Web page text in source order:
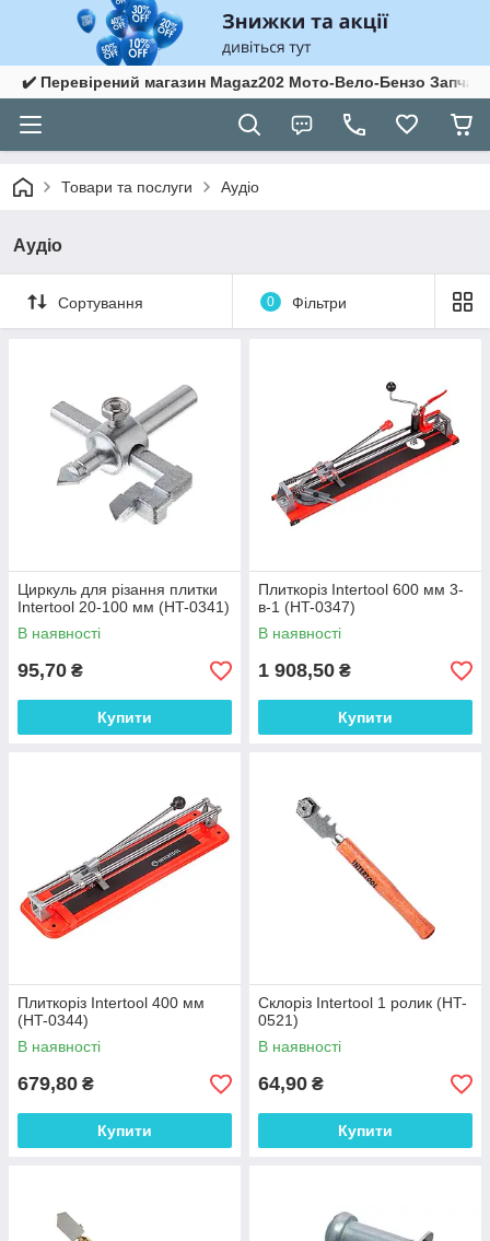
✔️ Перевірений магазин Magaz202 Мото-Вело-Бензо
Товари та послуги Аудіо
Аудіо
Сортування 0 Фільтри
Циркуль для різання плитки
Intertool 20-100 мм (HT-0341)
В наявності
95,70 ₴
Купити
Плиткоріз Intertool 600 мм 3-
в-1 (HT-0347)
В наявності
1 908,50 ₴
Купити
Плиткоріз Intertool 400 мм
(HT-0344)
В наявності
679,80 ₴
Купити
Склоріз Intertool 1 ролик (HT-
0521)
В наявності
64,90 ₴
Купити